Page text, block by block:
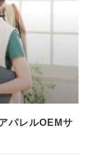
パレルOEMサ